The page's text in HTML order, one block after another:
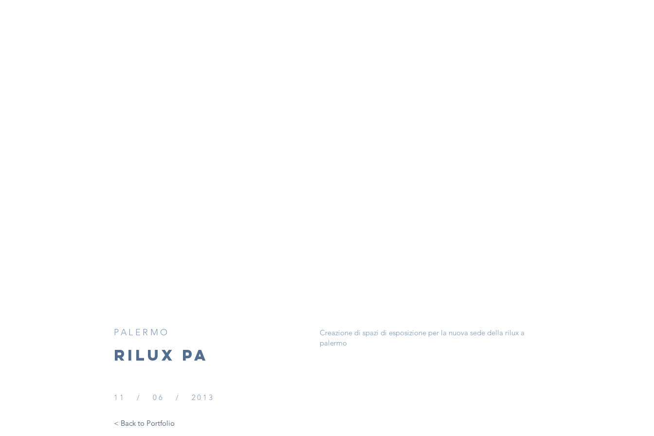
PALERMO
RILUX PA
Creazione di spazi di esposizione per la nuova sede della rilux a
palermo
11 / 06 / 2013
< Back to Portfolio